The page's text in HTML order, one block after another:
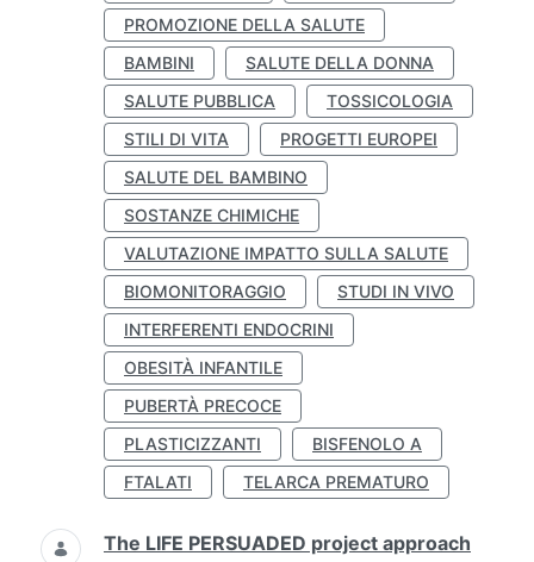
PROMOZIONE DELLA SALUTE
BAMBINI
SALUTE DELLA DONNA
SALUTE PUBBLICA
TOSSICOLOGIA
STILI DI VITA
PROGETTI EUROPEI
SALUTE DEL BAMBINO
SOSTANZE CHIMICHE
VALUTAZIONE IMPATTO SULLA SALUTE
BIOMONITORAGGIO
STUDI IN VIVO
INTERFERENTI ENDOCRINI
OBESITÀ INFANTILE
PUBERTÀ PRECOCE
PLASTICIZZANTI
BISFENOLO A
FTALATI
TELARCA PREMATURO
The LIFE PERSUADED project approach